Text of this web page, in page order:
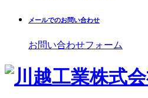
メールでのお問い合わせ
お問い合わせフォーム